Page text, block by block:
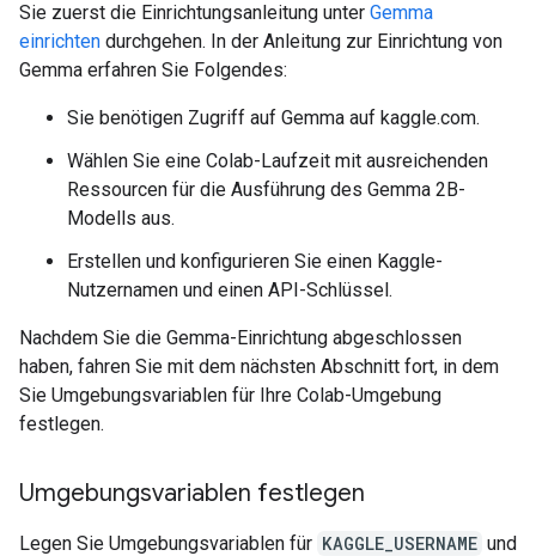
Sie zuerst die Einrichtungsanleitung unter Gemma
einrichten durchgehen. In der Anleitung zur Einrichtung von
Gemma erfahren Sie Folgendes:
Sie benötigen Zugriff auf Gemma auf kaggle.com.
Wählen Sie eine Colab-Laufzeit mit ausreichenden
Ressourcen für die Ausführung des Gemma 2B-
Modells aus.
Erstellen und konfigurieren Sie einen Kaggle-
Nutzernamen und einen API-Schlüssel.
Nachdem Sie die Gemma-Einrichtung abgeschlossen
haben, fahren Sie mit dem nächsten Abschnitt fort, in dem
Sie Umgebungsvariablen für Ihre Colab-Umgebung
festlegen.
Umgebungsvariablen festlegen
Legen Sie Umgebungsvariablen für KAGGLE_USERNAME und